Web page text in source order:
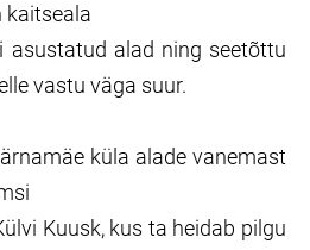
kaitseala
asustatud alad ning seetõttu
vastu väga suur.
küla alade vanemast
Kuusk, kus ta heidab pilgu